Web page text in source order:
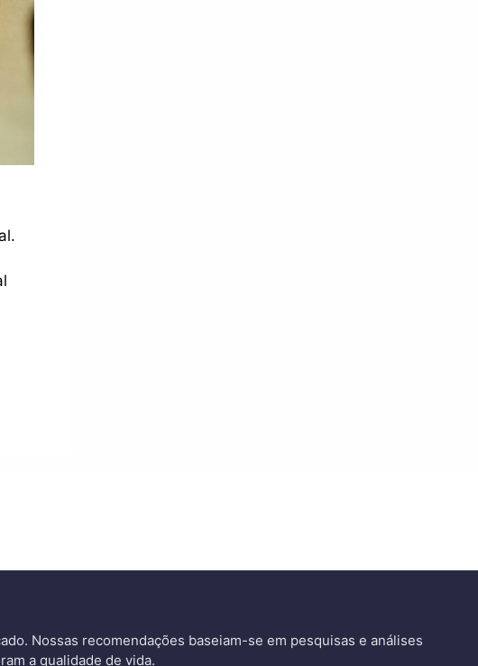
Nossas recomendações baseiam-se em pesquisas e análises
a qualidade de vida.